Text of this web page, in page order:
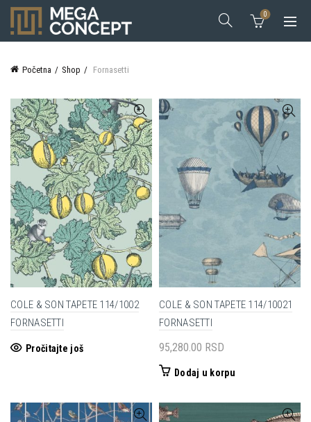
0
Početna Shop Fornasetti
COLE & SON TAPETE 114/1002
FORNASETTI
Pročitajte još
COLE & SON TAPETE 114/10021
FORNASETTI
95,280.00 RSD
Dodaj u korpu